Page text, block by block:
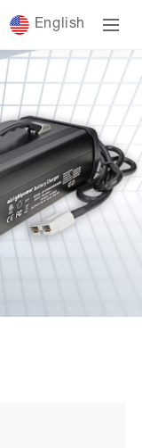
English